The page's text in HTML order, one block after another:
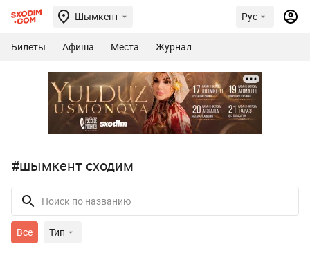
Шымкент Рус
Билеты Афиша Места Журнал
#шымкент сходим
Все Тип